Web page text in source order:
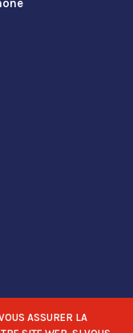
ASSURER LA